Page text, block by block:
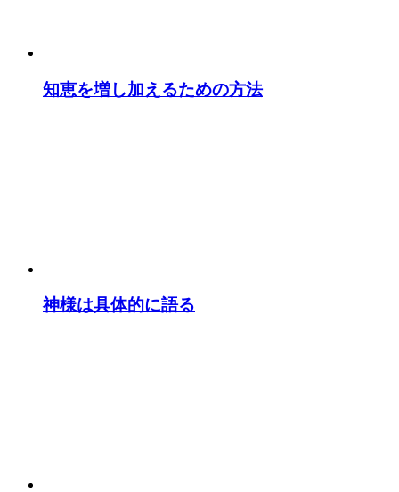
知恵を増し加えるための方法
神様は具体的に語る